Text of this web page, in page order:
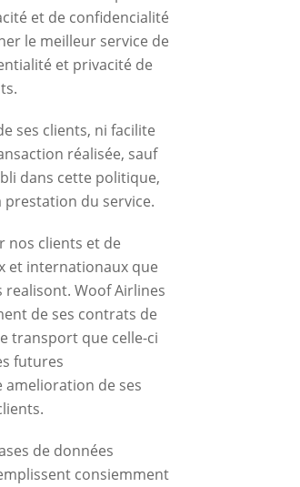
et de confidencialité
le meilleur service de
et privacité de
ses clients, ni facilite
réalisée, sauf
dans cette politique,
prestation du service.
nos clients et de
et internationaux que
Woof Airlines
de ses contrats de
transport que celle-ci
futures
de ses
de données
consiemment